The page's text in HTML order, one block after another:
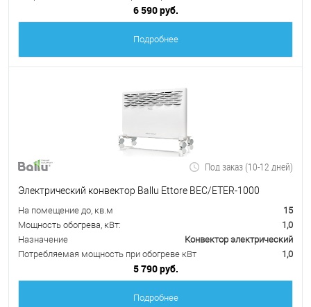
6 590 руб.
Подробнее
Под заказ (10-12 дней)
Электрический конвектор Ballu Ettore BEC/ETER-1000
На помещение до, кв.м
15
Мощность обогрева, кВт:
1,0
Назначение
Конвектор электрический
Потребляемая мощность при обогреве кВт
1,0
5 790 руб.
Подробнее